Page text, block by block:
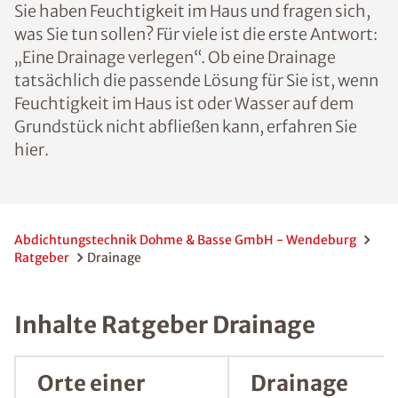
Sie haben Feuchtigkeit im Haus und fragen sich,
was Sie tun sollen? Für viele ist die erste Antwort:
„Eine Drainage verlegen“. Ob eine Drainage
tatsächlich die passende Lösung für Sie ist, wenn
Feuchtigkeit im Haus ist oder Wasser auf dem
Grundstück nicht abfließen kann, erfahren Sie
hier.
Abdichtungstechnik Dohme & Basse GmbH - Wendeburg
Ratgeber
Drainage
Inhalte Ratgeber Drainage
Orte einer
Drainage